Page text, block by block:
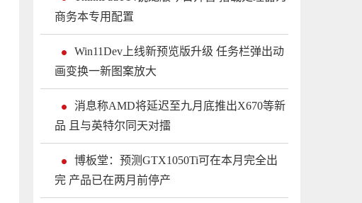
商务本专用配置
Win11Dev上线新预览版升级 任务栏弹出动
画变换一新图案放大
消息称AMD将延迟至九月底推出X670等新
品 且与英特尔同天对擂
博板堂：预测GTX1050Ti可在本月完全出
完 产品已在两月前停产